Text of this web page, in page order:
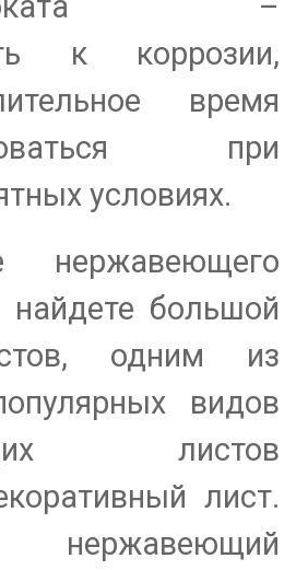
к коррозии,
время
при
условиях.
большой
одним из
видов
листов
лист.